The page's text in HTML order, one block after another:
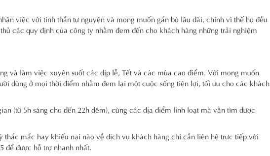
việc với tinh thần tự nguyện và mong muốn gắn bó lâu dài, chính vì thế họ đều
các quy định của công ty nhằm đem đến cho khách hàng những trải nghiệm
và làm việc xuyên suốt các dịp lễ, Tết và các mùa cao điểm. Với mong muốn
dùng ở mọi thời điểm nhằm đem lại một cuộc sống tiện lợi, tối ưu cho các khách
(từ 5h sáng cho đến 22h đêm), cùng các địa điểm linh loạt mà vẫn tìm được
mắc hay khiếu nại nào về dịch vụ khách hàng chỉ cần liên hệ trực tiếp với
để được hỗ trợ nhanh nhất.